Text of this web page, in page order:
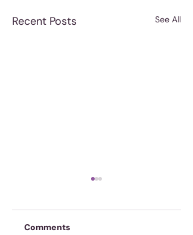
Recent Posts See All
Comments